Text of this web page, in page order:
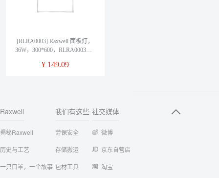
[RLRA0003] Raxwell 面板灯，
36W，300*600，RLRA0003，1
¥ 149.09
Raxwell
揭秘Raxwell
历史与工艺
一只口罩，一个故事
我们有这些
劳保安全
存储搬运
包材工具
社交媒体
微博
京东自营店
淘宝